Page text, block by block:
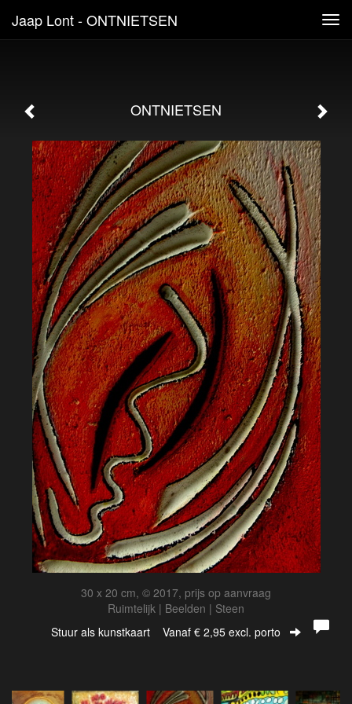
Jaap Lont - ONTNIETSEN
ONTNIETSEN
30 x 20 cm, © 2017, prijs op aanvraag
Ruimtelijk | Beelden | Steen
Stuur als kunstkaart Vanaf € 2,95 excl. porto